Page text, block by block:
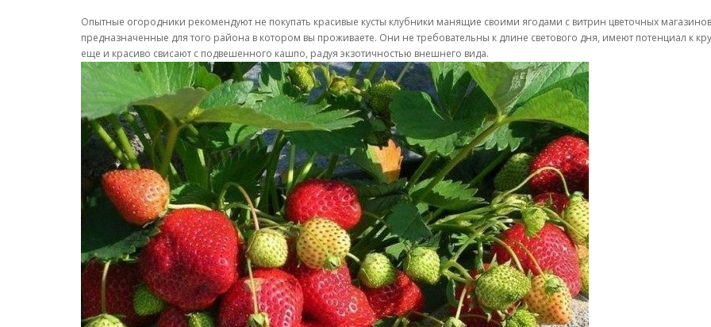
Опытные огородники рекомендуют не покупать красивые кусты клубники манящие своими ягодами с витрин цветочных
предназначенные для того района в котором вы проживаете. Они не требовательны к длине светового дня, имеют потенциал к
еще и красиво свисают с подвешенного кашпо, радуя экзотичностью внешнего вида.